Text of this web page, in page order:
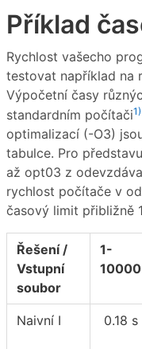
Příklad
Rychlost vašecho
testovat například na
Výpočetní časy
standardním počítači1)
optimalizací (-O3)
tabulce. Pro
až opt03 z
rychlost počítače v
časový limit přibližně
Řešení /
Vstupní
soubor
1-
10000
Naivní I 0.18 s